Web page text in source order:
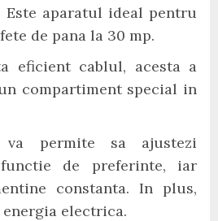
Este aparatul ideal pentru
de pana la 30 mp.
eficient cablul, acesta a
compartiment special in
permite sa ajustezi
de preferinte, iar
constanta. In plus,
electrica.